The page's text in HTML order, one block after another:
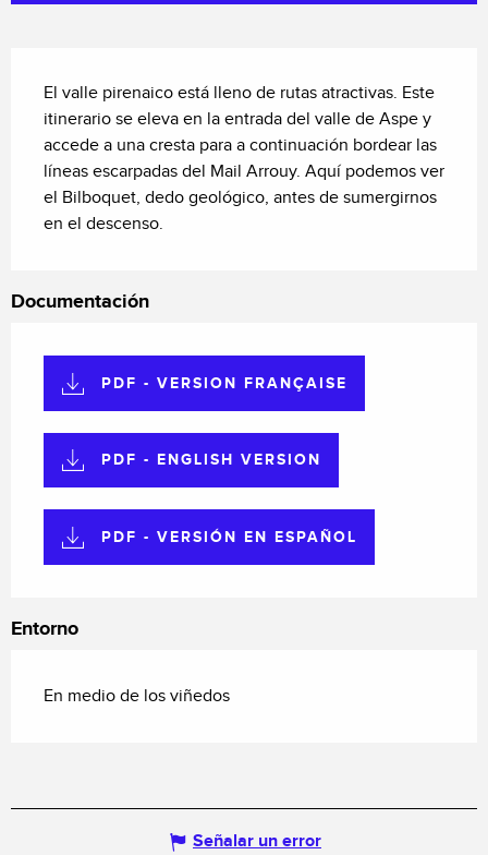
El valle pirenaico está lleno de rutas atractivas. Este
itinerario se eleva en la entrada del valle de Aspe y
accede a una cresta para a continuación bordear las
líneas escarpadas del Mail Arrouy. Aquí podemos ver
el Bilboquet, dedo geológico, antes de sumergirnos
en el descenso.
Documentación
PDF - VERSION FRANÇAISE
PDF - ENGLISH VERSION
PDF - VERSIÓN EN ESPAÑOL
Entorno
En medio de los viñedos
Señalar un error